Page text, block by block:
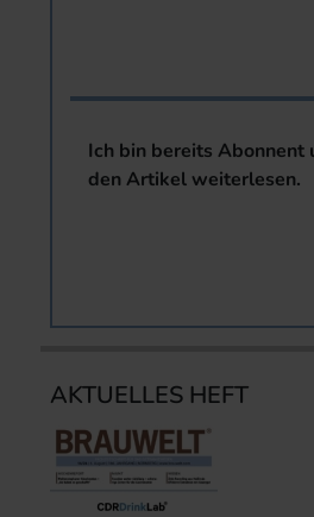
Ich bin bereits Abonnent
den Artikel weiterlesen.
AKTUELLES HEFT